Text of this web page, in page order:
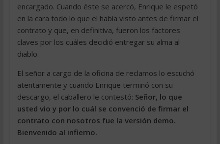
encargado. Cuando éste se acercó, Enrique le espetó
en la cara todo lo que el había visto antes de firmar el
contrato y que, en definitiva, fueron los factores
claves por los cuáles decidió entregar su alma al
diablo.
El señor a cargo de la oficina de reclamos lo escuchó
atentamente y cuando Enrique terminó con su
descargo, el caballero le contestó: Señor, lo que
usted vio y por lo cuál se convenció de firmar el
contrato con nosotros fue la versión demo.
Bienvenido al infierno.